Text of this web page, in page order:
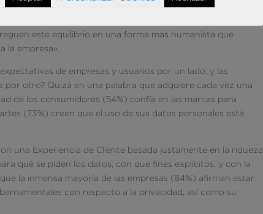
esperan», afirma el socio fundador de Futurum Research,
datos, los análisis, el aprendizaje automático y la
este equilibrio en una forma más humanista que
la empresa».
de empresas y usuarios por un lado, y las
otro? Quizá en una palabra que adquiere cada vez una
de los consumidores (54%) confía en las marcas para
(73%) creen que el uso de sus datos personales está
una Experiencia de Cliente basada justamente en la riqueza
qué se piden los datos, con qué fines explícitos, y con la
la inmensa mayoría de las empresas (84%) afirman estar
con respecto a la privacidad, así como su